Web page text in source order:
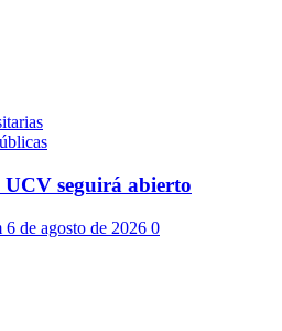
seguirá abierto
6 de agosto de 2026 0